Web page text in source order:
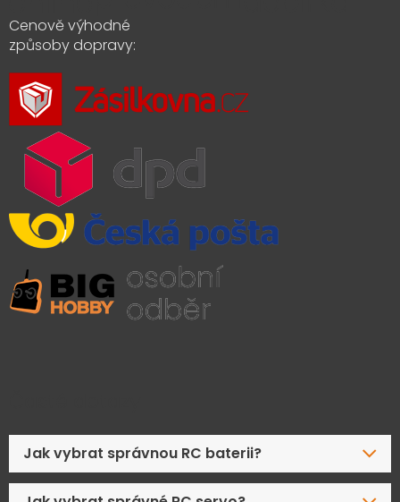
Cenově výhodné
způsoby dopravy:
Jak vybrat správnou RC baterii?